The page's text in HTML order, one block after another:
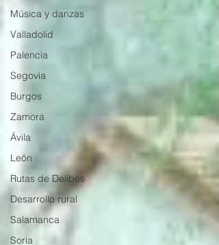
Música y danzas
Valladolid
Palencia
Segovia
Burgos
Zamora
Ávila
León
Rutas de Delibes
Desarrollo rural
Salamanca
Soria